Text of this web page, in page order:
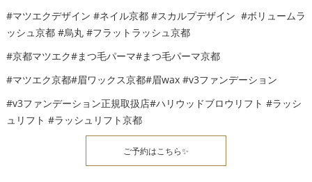
#マツエクデザイン #ネイル京都 #スカルプデザイン #ボリュームラ
ッシュ京都 #烏丸 #フラットラッシュ京都
#京都マツエク#まつ毛パーマ#まつ毛パーマ京都
#マツエク京都#眉ワックス京都#眉wax #v3ファンデーション
#v3ファンデーション正規取扱店#ハリウッドブロウリフト #ラッシ
ュリフト #ラッシュリフト京都
ご予約はこちら✨